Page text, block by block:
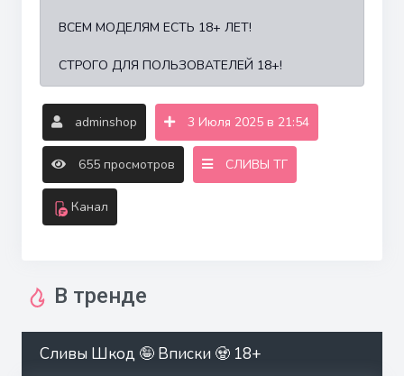
ВСЕМ МОДЕЛЯМ ЕСТЬ 18+ ЛЕТ!
СТРОГО ДЛЯ ПОЛЬЗОВАТЕЛЕЙ 18+!
adminshop 3 Июля 2025 в 21:54
655 просмотров СЛИВЫ ТГ
Канал
В тренде
Сливы Шкод 🤪 Вписки 🧟 18+